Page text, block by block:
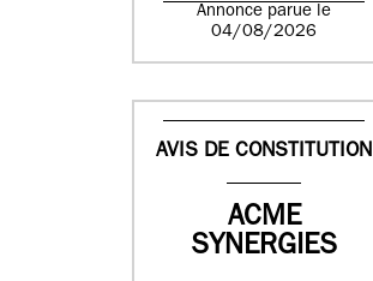
Annonce parue le
04/08/2026
AVIS DE CONSTITUTION
ACME
SYNERGIES